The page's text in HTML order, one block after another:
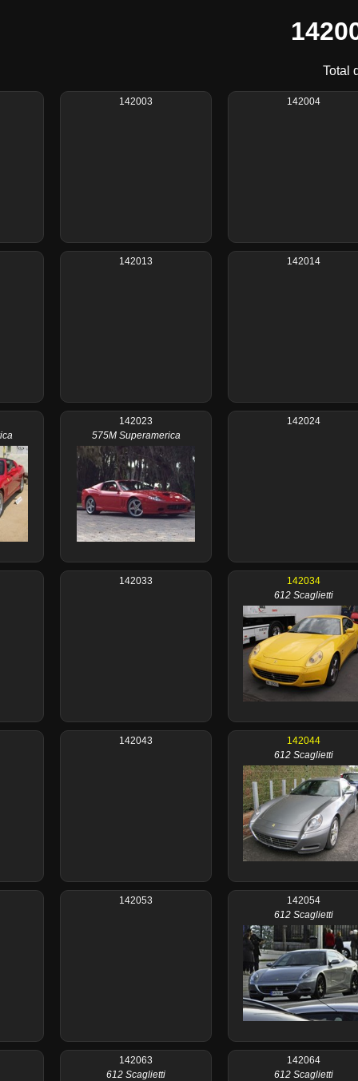
Total
142003 142004
142013 142014
142023
575M Superamerica
142024
142033
142034
612 Scaglietti
142043
142044
612 Scaglietti
142053
142054
612 Scaglietti
142063
612 Scaglietti
142064
612 Scaglietti